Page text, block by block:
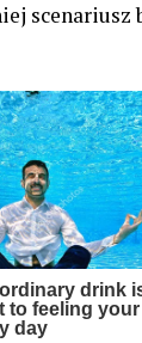
scenariusz